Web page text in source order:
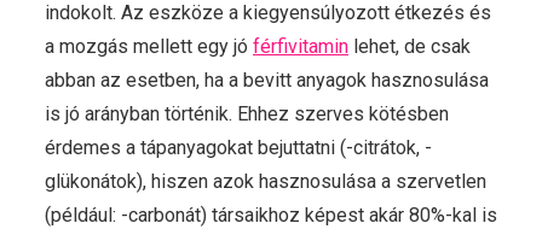
indokolt. Az eszköze a kiegyensúlyozott étkezés és
a mozgás mellett egy jó férfivitamin lehet, de csak
abban az esetben, ha a bevitt anyagok hasznosulása
is jó arányban történik. Ehhez szerves kötésben
érdemes a tápanyagokat bejuttatni (-citrátok, -
glükonátok), hiszen azok hasznosulása a szervetlen
(például: -carbonát) társaikhoz képest akár 80%-kal is